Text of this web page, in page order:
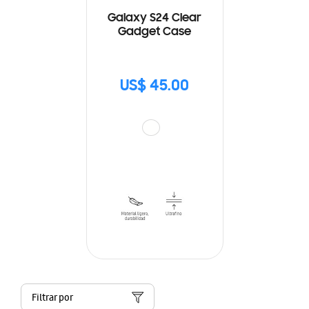
Galaxy S24 Clear
Gadget Case
US$ 45.00
Filtrar por